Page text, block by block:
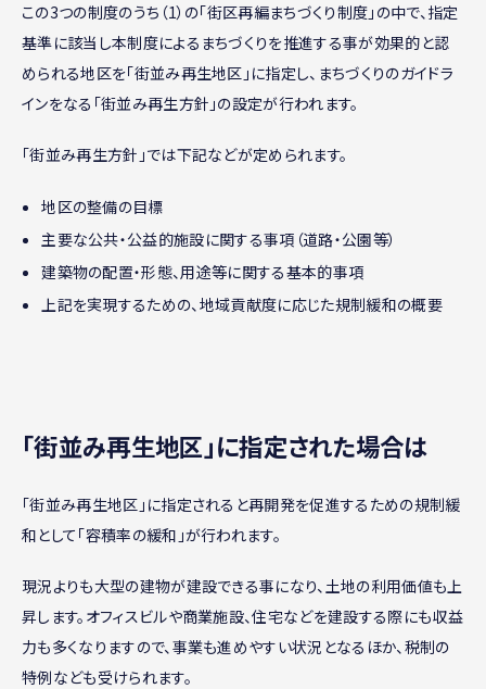
この3つの制度のうち（1）の「街区再編まちづくり制度」の中で、指定
基準に該当し本制度によるまちづくりを推進する事が効果的と認
められる地区を「街並み再生地区」に指定し、まちづくりのガイドラ
インをなる「街並み再生方針」の設定が行われます。
「街並み再生方針」では下記などが定められます。
地区の整備の目標
主要な公共・公益的施設に関する事項（道路・公園等）
建築物の配置・形態、用途等に関する基本的事項
上記を実現するための、地域貢献度に応じた規制緩和の概要
｢街並み再生地区｣に指定された場合は
「街並み再生地区」に指定されると再開発を促進するための規制緩
和として「容積率の緩和」が行われます。
現況よりも大型の建物が建設できる事になり、土地の利用価値も上
昇します。オフィスビルや商業施設、住宅などを建設する際にも収益
力も多くなりますので、事業も進めやすい状況となるほか、税制の
特例なども受けられます。